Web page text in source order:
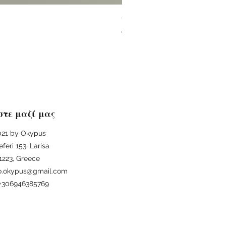
ΦΙΛΟΣΟΦΙΑ ΚΑΙ
Regular Price
€25.00
μαζί μας
by Okypus
153, Larisa
Greece